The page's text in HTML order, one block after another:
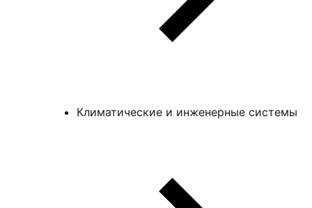
Климатические и инженерные системы